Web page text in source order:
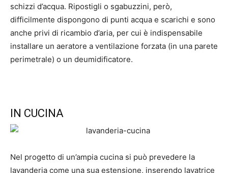
schizzi d’acqua. Ripostigli o sgabuzzini, però,
difficilmente dispongono di punti acqua e scarichi e sono
anche privi di ricambio d’aria, per cui è indispensabile
installare un aeratore a ventilazione forzata (in una parete
perimetrale) o un deumidificatore.
IN CUCINA
Nel progetto di un’ampia cucina si può prevedere la
lavanderia come una sua estensione, inserendo lavatrice